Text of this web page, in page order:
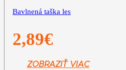
Bavlnená taška les
2,89€
ZOBRAZIŤ VIAC